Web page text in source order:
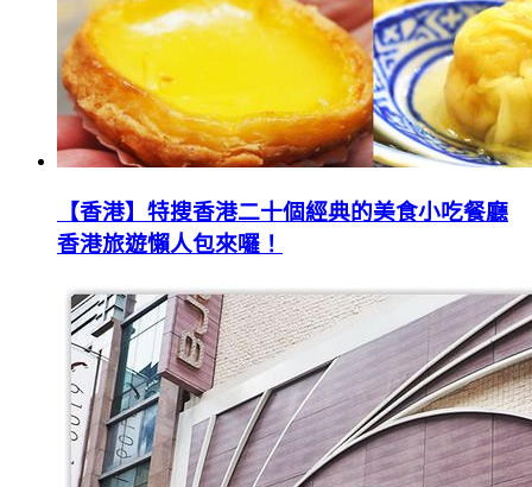
【香港】特搜香港二十個經典的美食小吃餐廳
香港旅遊懶人包來囉！